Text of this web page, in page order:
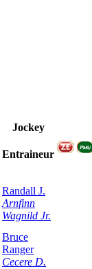
Jockey
Entraineur
Randall J.
Arnfinn
Wagnild Jr.
Bruce
Ranger
Cecere D.